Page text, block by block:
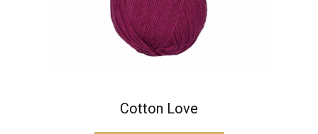
Cotton Love